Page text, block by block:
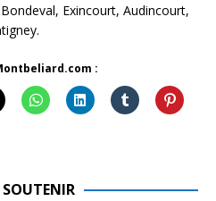
Exincourt, Audincourt,
: